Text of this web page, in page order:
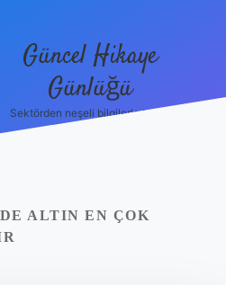
Güncel Hikaye
Günlüğü
Sektörden neşeli bilgilerle tanış!
ALTIN EN ÇOK